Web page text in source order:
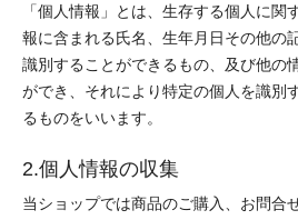
「個人情報」とは、生存する個人に関
報に含まれる氏名、生年月日その他の
識別することができるもの、及び他の
ができ、それにより特定の個人を識別
るものをいいます。
2.個人情報の収集
当ショップでは商品のご購入、お問合